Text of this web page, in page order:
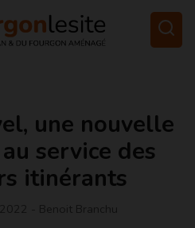
une nouvelle
service des
itinérants